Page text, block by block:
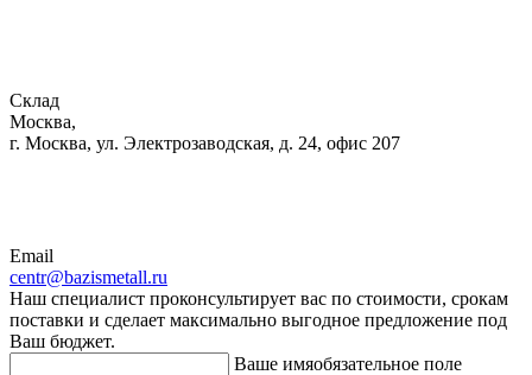
Склад
Москва,
г. Москва, ул. Электрозаводская, д. 24, офис 207
Email
centr@bazismetall.ru
Наш специалист проконсультирует вас по стоимости, срокам
поставки и сделает максимально выгодное предложение под
Ваш бюджет.
Ваше имяобязательное поле